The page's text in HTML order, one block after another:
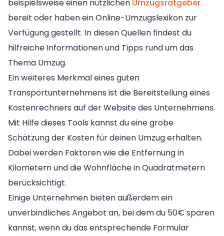
beispielsweise einen nützlichen Umzugsratgeber
bereit oder haben ein Online-Umzugslexikon zur
Verfügung gestellt. In diesen Quellen findest du
hilfreiche Informationen und Tipps rund um das
Thema Umzug.
Ein weiteres Merkmal eines guten
Transportunternehmens ist die Bereitstellung eines
Kostenrechners auf der Website des Unternehmens.
Mit Hilfe dieses Tools kannst du eine grobe
Schätzung der Kosten für deinen Umzug erhalten.
Dabei werden Faktoren wie die Entfernung in
Kilometern und die Wohnfläche in Quadratmetern
berücksichtigt.
Einige Unternehmen bieten außerdem ein
unverbindliches Angebot an, bei dem du 50€ sparen
kannst, wenn du das entsprechende Formular